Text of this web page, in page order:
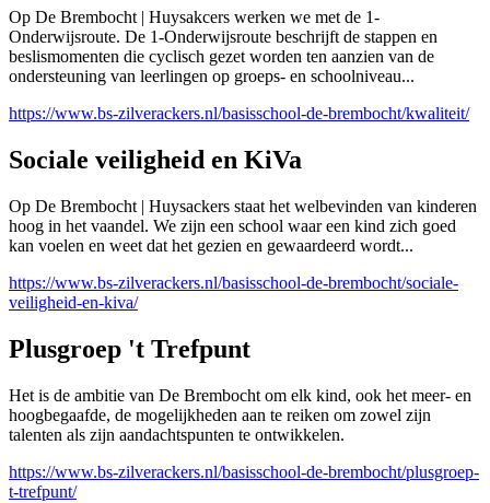
Op De Brembocht | Huysakcers werken we met de 1-
Onderwijsroute. De 1-Onderwijsroute beschrijft de stappen en
beslismomenten die cyclisch gezet worden ten aanzien van de
ondersteuning van leerlingen op groeps- en schoolniveau...
https://www.bs-zilverackers.nl/basisschool-de-brembocht/kwaliteit/
Sociale veiligheid en KiVa
Op De Brembocht | Huysackers staat het welbevinden van kinderen
hoog in het vaandel. We zijn een school waar een kind zich goed
kan voelen en weet dat het gezien en gewaardeerd wordt...
https://www.bs-zilverackers.nl/basisschool-de-brembocht/sociale-
veiligheid-en-kiva/
Plusgroep 't Trefpunt
Het is de ambitie van De Brembocht om elk kind, ook het meer- en
hoogbegaafde, de mogelijkheden aan te reiken om zowel zijn
talenten als zijn aandachtspunten te ontwikkelen.
https://www.bs-zilverackers.nl/basisschool-de-brembocht/plusgroep-
t-trefpunt/